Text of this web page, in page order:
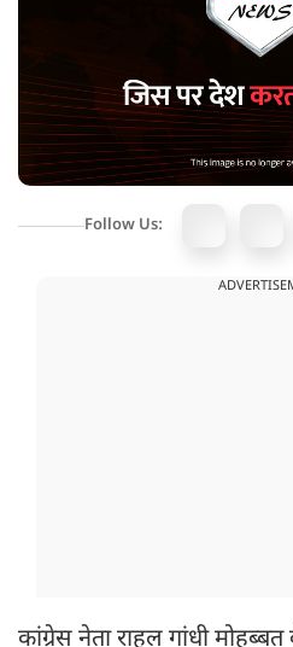
Follow Us:
कांग्रेस नेता राहुल गांधी